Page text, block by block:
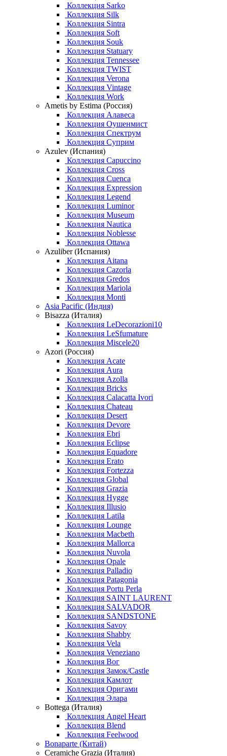
Коллекция Sarko
Коллекция Silk
Коллекция Sintra
Коллекция Soft
Коллекция Souk
Коллекция Statuary
Коллекция Tennessee
Коллекция TWIST
Коллекция Verona
Коллекция Vintage
Коллекция Work
Ametis by Estima (Россия)
Коллекция Алавеса
Коллекция Оушенмист
Коллекция Спектрум
Коллекция Суприм
Azulev (Испания)
Коллекция Capuccino
Коллекция Cross
Коллекция Cuenca
Коллекция Expression
Коллекция Legend
Коллекция Luminor
Коллекция Museum
Коллекция Nautica
Коллекция Noblesse
Коллекция Ottawa
Azuliber (Испания)
Коллекция Aitana
Коллекция Cazorla
Коллекция Gredos
Коллекция Mariola
Коллекция Monti
Asia Pacific (Индия)
Bisazza (Италия)
Коллекция LeDecorazioni10
Коллекция LeSfumature
Коллекция Miscele20
Azori (Россия)
Коллекция Acate
Коллекция Aura
Коллекция Azolla
Коллекция Bricks
Коллекция Calacatta Ivori
Коллекция Chateau
Коллекция Desert
Коллекция Devore
Коллекция Ebri
Коллекция Eclipse
Коллекция Equadore
Коллекция Erato
Коллекция Fortezza
Коллекция Global
Коллекция Grazia
Коллекция Hygge
Коллекция Illusio
Коллекция Latila
Коллекция Lounge
Коллекция Macbeth
Коллекция Mallorca
Коллекция Nuvola
Коллекция Opale
Коллекция Palladio
Коллекция Patagonia
Коллекция Portu Perla
Коллекция SAINT LAURENT
Коллекция SALVADOR
Коллекция SANDSTONE
Коллекция Savoy
Коллекция Shabby
Коллекция Vela
Коллекция Veneziano
Коллекция Вог
Коллекция Замок/Castle
Коллекция Камлот
Коллекция Оригами
Коллекция Элара
Bottega (Италия)
Коллекция Angel Heart
Коллекция Blend
Коллекция Feelwood
Bonaparte (Китай)
Ceramiche Grazia (Италия)